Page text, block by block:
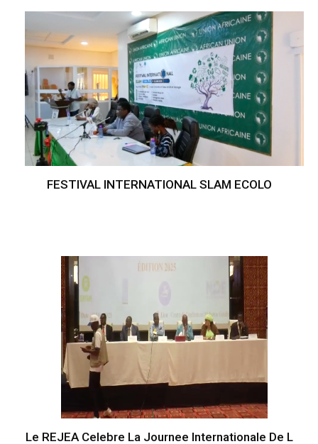
FESTIVAL INTERNATIONAL SLAM ECOLO
Le REJEA Celebre La Journee Internationale De L